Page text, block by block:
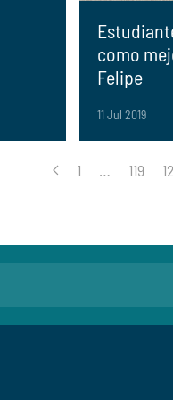
como
Felipe
11 Jul 2019
1 … 119